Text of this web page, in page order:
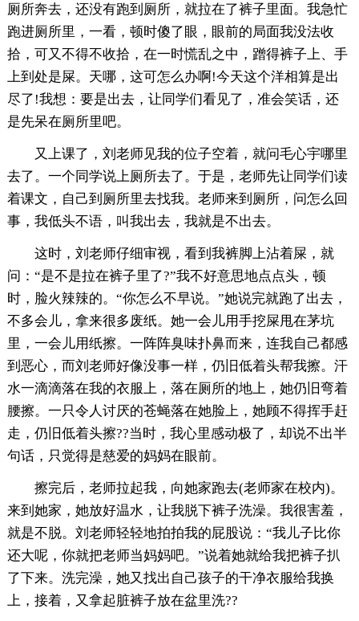
厕所奔去，还没有跑到厕所，就拉在了裤子里面。我急忙
跑进厕所里，一看，顿时傻了眼，眼前的局面我没法收
拾，可又不得不收拾，在一时慌乱之中，蹭得裤子上、手
上到处是屎。天哪，这可怎么办啊!今天这个洋相算是出
尽了!我想：要是出去，让同学们看见了，准会笑话，还
是先呆在厕所里吧。
又上课了，刘老师见我的位子空着，就问毛心宇哪里
去了。一个同学说上厕所去了。于是，老师先让同学们读
着课文，自己到厕所里去找我。老师来到厕所，问怎么回
事，我低头不语，叫我出去，我就是不出去。
这时，刘老师仔细审视，看到我裤脚上沾着屎，就
问：“是不是拉在裤子里了?”我不好意思地点点头，顿
时，脸火辣辣的。“你怎么不早说。”她说完就跑了出去，
不多会儿，拿来很多废纸。她一会儿用手挖屎甩在茅坑
里，一会儿用纸擦。一阵阵臭味扑鼻而来，连我自己都感
到恶心，而刘老师好像没事一样，仍旧低着头帮我擦。汗
水一滴滴落在我的衣服上，落在厕所的地上，她仍旧弯着
腰擦。一只令人讨厌的苍蝇落在她脸上，她顾不得挥手赶
走，仍旧低着头擦??当时，我心里感动极了，却说不出半
句话，只觉得是慈爱的妈妈在眼前。
擦完后，老师拉起我，向她家跑去(老师家在校内)。
来到她家，她放好温水，让我脱下裤子洗澡。我很害羞，
就是不脱。刘老师轻轻地拍拍我的屁股说：“我儿子比你
还大呢，你就把老师当妈妈吧。”说着她就给我把裤子扒
了下来。洗完澡，她又找出自己孩子的干净衣服给我换
上，接着，又拿起脏裤子放在盆里洗??